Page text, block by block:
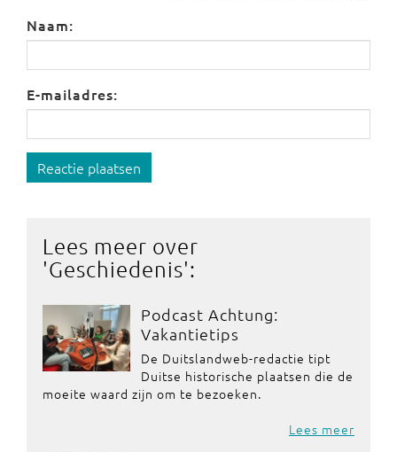
Naam:
E-mailadres:
Reactie plaatsen
Lees meer over
'Geschiedenis':
Podcast Achtung:
Vakantietips
De Duitslandweb-redactie tipt
Duitse historische plaatsen die de
moeite waard zijn om te bezoeken.
Lees meer